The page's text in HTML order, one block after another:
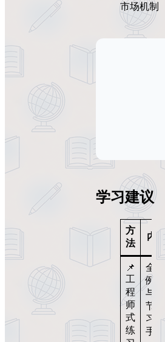
市场机制
学习建议
方
法
内容
📌
工
程
师
式
练
全部
例题
与章
节练
习动
手做